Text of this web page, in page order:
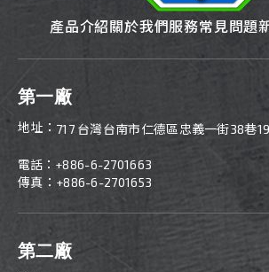
產品介紹關於我們服務常見問題
第一廠
地址： 717 台灣台南市仁德區忠義一街38巷
電話： +886-6-2701663
傳真：+886-6-2701653
第二廠